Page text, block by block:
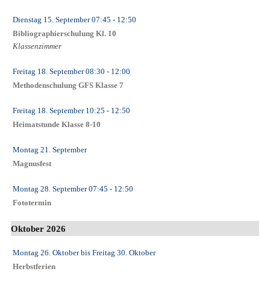
Dienstag 15. September07:45 - 12:50
Bibliographierschulung Kl. 10
Klassenzimmer
Freitag 18. September08:30 - 12:00
Methodenschulung GFS Klasse 7
Freitag 18. September10:25 - 12:50
Heimatstunde Klasse 8-10
Montag 21. September
Magnusfest
Montag 28. September07:45 - 12:50
Fototermin
Oktober 2026
Montag 26. Oktoberbis Freitag 30. Oktober
Herbstferien